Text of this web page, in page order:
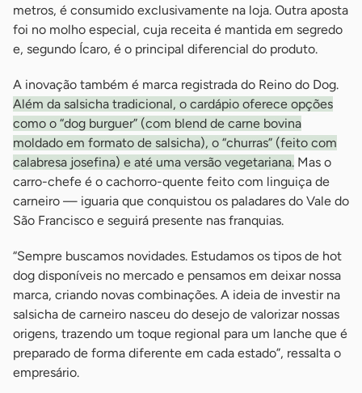
metros, é consumido exclusivamente na loja. Outra aposta
foi no molho especial, cuja receita é mantida em segredo
e, segundo Ícaro, é o principal diferencial do produto.
A inovação também é marca registrada do Reino do Dog.
Além da salsicha tradicional, o cardápio oferece opções
como o “dog burguer” (com blend de carne bovina
moldado em formato de salsicha), o “churras” (feito com
calabresa josefina) e até uma versão vegetariana. Mas o
carro-chefe é o cachorro-quente feito com linguiça de
carneiro — iguaria que conquistou os paladares do Vale do
São Francisco e seguirá presente nas franquias.
“Sempre buscamos novidades. Estudamos os tipos de hot
dog disponíveis no mercado e pensamos em deixar nossa
marca, criando novas combinações. A ideia de investir na
salsicha de carneiro nasceu do desejo de valorizar nossas
origens, trazendo um toque regional para um lanche que é
preparado de forma diferente em cada estado”, ressalta o
empresário.